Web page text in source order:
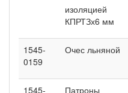
изоляцией
КПРТЗх6 мм
1545-
0159
Очес льняной
1545-
Патроны